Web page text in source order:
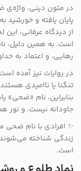
در متون دینی، واژه‌ی
پایان یافته و خورشید
از دیدگاه عرفانی،
است. به همین دلیل،
رهایی، و اعتماد به
در روایات نیز آمده
تنگنا یا ناامیدی
بنابراین، نام «ضحی»
جاودانه نیست، و نور
✨ افرادی با نام ضحی
زندگی شناخته
است.